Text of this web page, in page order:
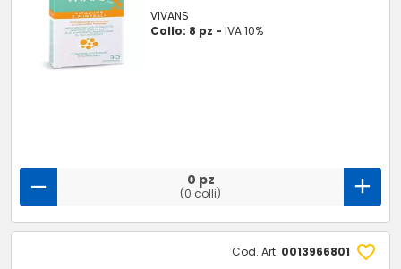
VIVANS
Collo: 8 pz -IVA 10%
0 pz
(0 colli)
Cod. Art. 0013966801